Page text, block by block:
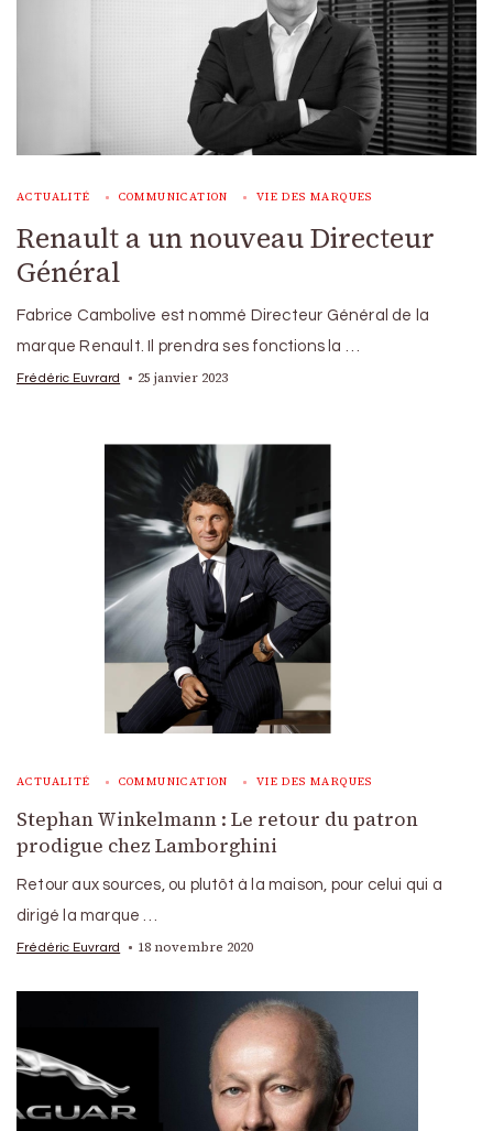
ACTUALITÉ COMMUNICATION VIE DES MARQUES
Renault a un nouveau Directeur
Général
Fabrice Cambolive est nommé Directeur Général de la
marque Renault. Il prendra ses fonctions la …
Frédéric Euvrard 25 janvier 2023
ACTUALITÉ COMMUNICATION VIE DES MARQUES
Stephan Winkelmann : Le retour du patron
prodigue chez Lamborghini
Retour aux sources, ou plutôt à la maison, pour celui qui a
dirigé la marque …
Frédéric Euvrard 18 novembre 2020